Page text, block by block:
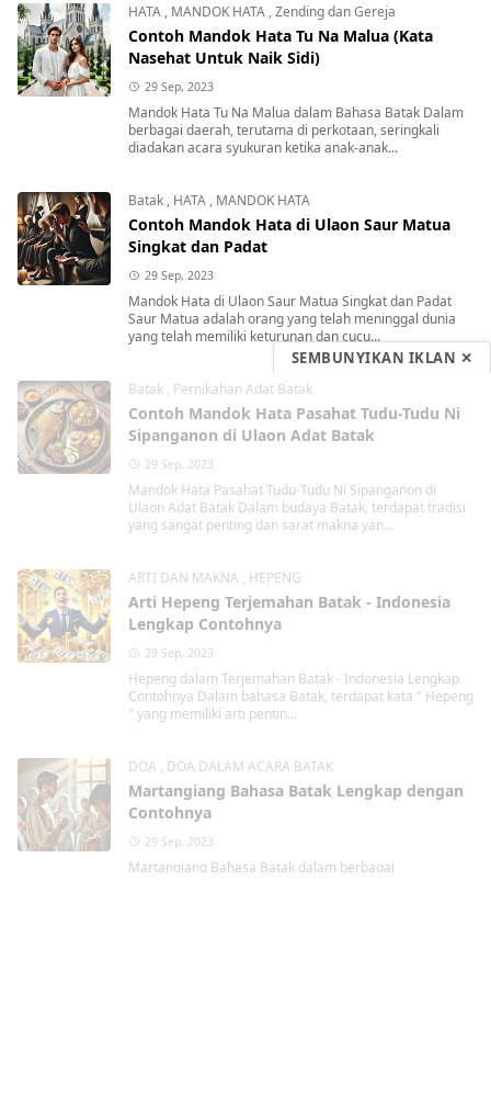
HATA , MANDOK HATA ,Zending dan Gereja
Contoh Mandok Hata Tu Na Malua (Kata
Nasehat Untuk Naik Sidi)
29 Sep, 2023
Mandok Hata Tu Na Malua dalam Bahasa Batak Dalam
berbagai daerah, terutama di perkotaan, seringkali
diadakan acara syukuran ketika anak-anak...
Batak , HATA , MANDOK HATA
Contoh Mandok Hata di Ulaon Saur Matua
Singkat dan Padat
29 Sep, 2023
Mandok Hata di Ulaon Saur Matua Singkat dan Padat
Saur Matua adalah orang yang telah meninggal dunia
yang telah memiliki keturunan dan cucu...
Batak , Pernikahan Adat Batak
Contoh Mandok Hata Pasahat Tudu-Tudu Ni
Sipanganon di Ulaon Adat Batak
29 Sep, 2023
Mandok Hata Pasahat Tudu-Tudu Ni Sipanganon di
Ulaon Adat Batak Dalam budaya Batak, terdapat tradisi
yang sangat penting dan sarat makna yan...
ARTI DAN MAKNA , HEPENG
Arti Hepeng Terjemahan Batak - Indonesia
Lengkap Contohnya
29 Sep, 2023
Hepeng dalam Terjemahan Batak - Indonesia Lengkap
Contohnya Dalam bahasa Batak, terdapat kata " Hepeng
" yang memiliki arti pentin...
DOA , DOA DALAM ACARA BATAK
Martangiang Bahasa Batak Lengkap dengan
Contohnya
29 Sep, 2023
Martangiang Bahasa Batak dalam berbagai
SEMBUNYIKAN IKLAN ✕